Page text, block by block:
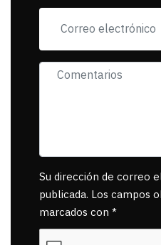
Su dirección de correo
publicada. Los campos
marcados con *